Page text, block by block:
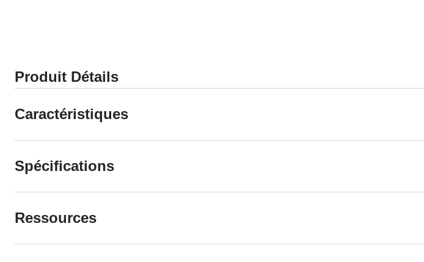
Produit Détails
Caractéristiques
Spécifications
Ressources